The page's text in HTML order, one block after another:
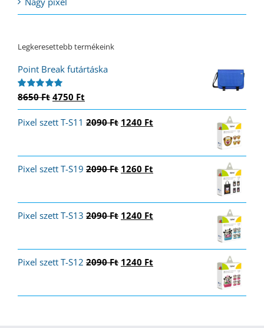
Legkeresettebb termékeink
Point Break futártáska
Értékelés:
8650Ft Original
price
was:
4750 Ft
price
is:
Pixel szett T-S11 2090Ft Original
1240 Ft
Pixel szett T-S19 2090Ft Original
1260 Ft
Pixel szett T-S13 2090Ft Original
1240 Ft
Pixel szett T-S12 2090Ft Original
1240 Ft